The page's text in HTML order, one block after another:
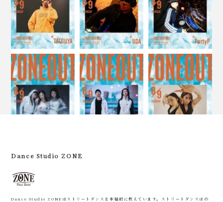
Dance Studio ZONE
Dance Studio ZONEはストリートダンスを本格的に教えています。ストリートダンスはの